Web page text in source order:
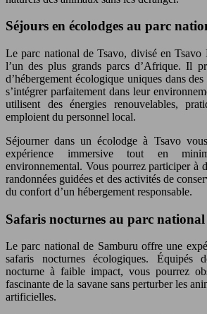
Séjours en écolodges au parc
Le parc national de Tsavo, divisé en Tsavo
l’un des plus grands parcs d’Afrique. Il
d’hébergement écologique uniques dans
s’intégrer parfaitement dans leur
utilisent des énergies renouvelables,
emploient du personnel local.
Séjourner dans un écolodge à Tsavo
expérience immersive tout en
environnemental. Vous pourrez participer à
randonnées guidées et des activités de
du confort d’un hébergement responsable.
Safaris nocturnes au parc
Le parc national de Samburu offre une
safaris nocturnes écologiques. Équipés
nocturne à faible impact, vous pourrez
fascinante de la savane sans perturber les
artificielles.